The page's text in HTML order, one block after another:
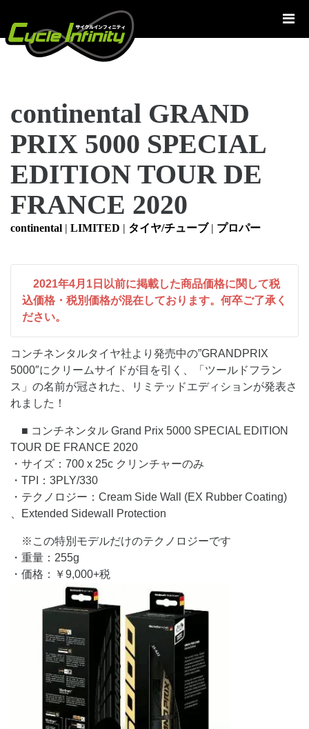
テ
continental GRAND
PRIX 5000 SPECIAL
EDITION TOUR DE
FRANCE 2020
continental | LIMITED | タイヤ/チューブ| プロパー
2021年4月1日以前に掲載した商品価格に関して税
込価格・税別価格が混在しております。何卒ご了承く
ださい。
コンチネンタルタイヤ社より発売中の”GRANDPRIX
5000″にクリームサイドが目を引く、「ツールドフラン
ス」の名前が冠された、リミテッドエディションが発表さ
れました！
■ コンチネンタル Grand Prix 5000 SPECIAL EDITION
TOUR DE FRANCE 2020
・サイズ：700 x 25c クリンチャーのみ
・TPI：3PLY/330
・テクノロジー：Cream Side Wall (EX Rubber Coating)
、Extended Sidewall Protection
※この特別モデルだけのテクノロジーです
・重量：255g
・価格：￥9,000+税